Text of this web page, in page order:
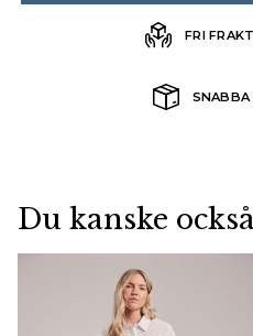
FRI
SNABBA
Du kanske